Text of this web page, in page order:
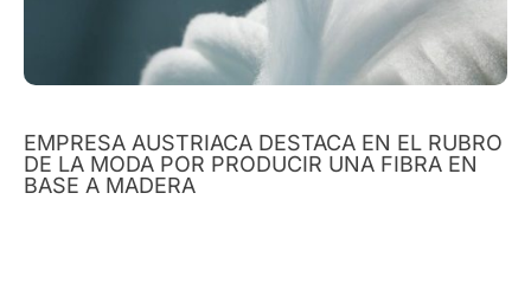
EMPRESA AUSTRIACA DESTACA EN EL RUBRO
DE LA MODA POR PRODUCIR UNA FIBRA EN
BASE A MADERA